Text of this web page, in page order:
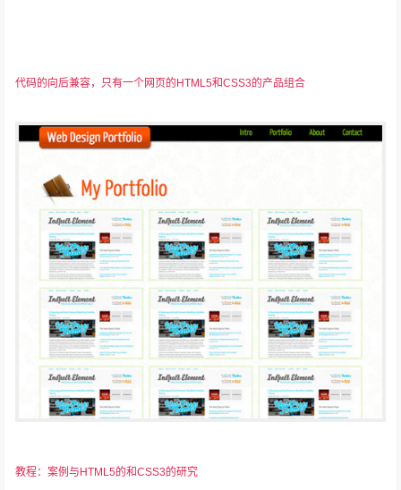
代码的向后兼容，只有一个网页的HTML5和CSS3的产品组合
教程：案例与HTML5的和CSS3的研究